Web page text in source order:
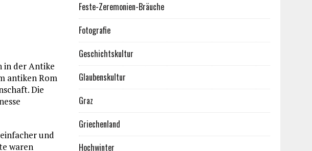
in der Antike
antiken Rom
Die
und
waren
Feste-Zeremonien-Bräuche
Fotografie
Geschichtskultur
Glaubenskultur
Graz
Griechenland
Hochwinter